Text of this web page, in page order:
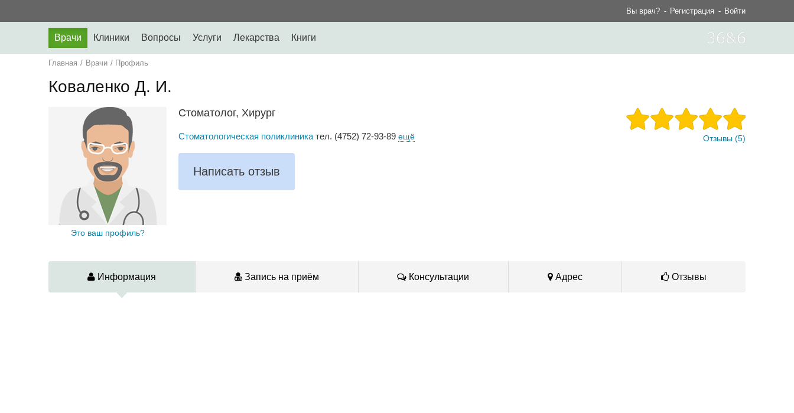
Вы врач? Регистрация Войти
Врачи Клиники Вопросы Услуги Лекарства Книги
Главная / Врачи / Профиль
Коваленко Д. И.
Это ваш профиль?
Стоматолог, Хирург
Стоматологическая поликлиника тел. (4752) 72-93-89 ещё
Написать отзыв
Отзывы (5)
Информация Запись на приём Консультации Адрес Отзывы